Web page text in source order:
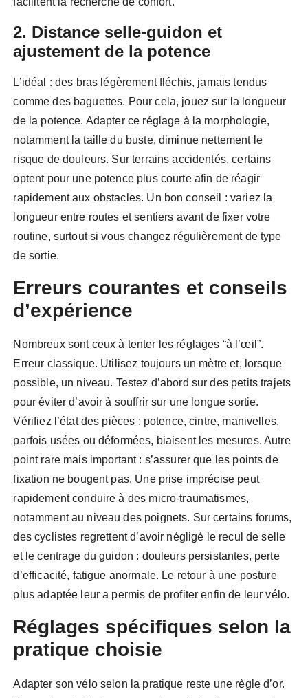
2. Distance selle-guidon et
ajustement de la potence
L’idéal : des bras légèrement fléchis, jamais tendus
comme des baguettes. Pour cela, jouez sur la longueur
de la potence. Adapter ce réglage à la morphologie,
notamment la taille du buste, diminue nettement le
risque de douleurs. Sur terrains accidentés, certains
optent pour une potence plus courte afin de réagir
rapidement aux obstacles. Un bon conseil : variez la
longueur entre routes et sentiers avant de fixer votre
routine, surtout si vous changez régulièrement de type
de sortie.
Erreurs courantes et conseils
d’expérience
Nombreux sont ceux à tenter les réglages “à l’œil”.
Erreur classique. Utilisez toujours un mètre et, lorsque
possible, un niveau. Testez d’abord sur des petits trajets
pour éviter d’avoir à souffrir sur une longue sortie.
Vérifiez l’état des pièces : potence, cintre, manivelles,
parfois usées ou déformées, biaisent les mesures. Autre
point rare mais important : s’assurer que les points de
fixation ne bougent pas. Une prise imprécise peut
rapidement conduire à des micro-traumatismes,
notamment au niveau des poignets. Sur certains forums,
des cyclistes regrettent d’avoir négligé le recul de selle
et le centrage du guidon : douleurs persistantes, perte
d’efficacité, fatigue anormale. Le retour à une posture
plus adaptée leur a permis de profiter enfin de leur vélo.
Réglages spécifiques selon la
pratique choisie
Adapter son vélo selon la pratique reste une règle d’or.